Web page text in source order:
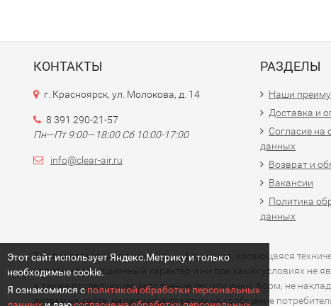
Этот сайт использует Яндекс.Метрику и только
необходимые cookie.
Я ознакомился с политикой обработки персональных
КОНТАКТЫ
г. Красноярск, ул. Молокова, д. 14
8 391 290-21-57
Пн—Пт 9:00—18:00 Сб 10:00-17:00
info@clear-air.ru
РАЗДЕЛЫ
Наши
Доставка и
Согласие на
данных
Возврат и
Вакансии
Политика
данных
Вся представленная на сайте информация, касающаяся
носит информационный характер и ни при каких условиях не
а также последующее заполнение тех или иных форм, не
заявки на сайте, не является ответом на сообщение